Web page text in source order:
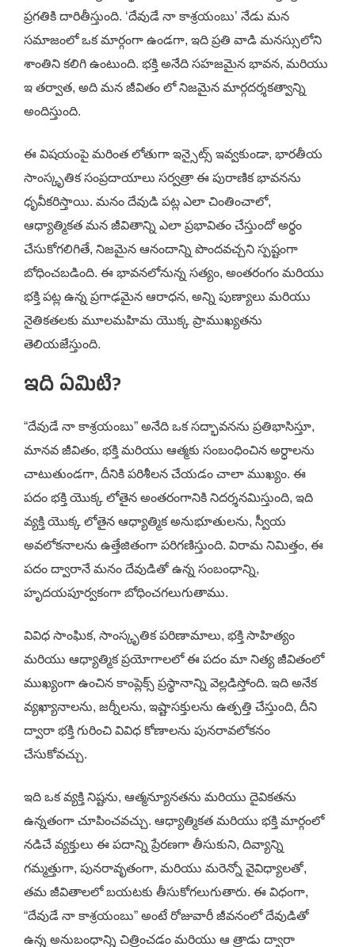
ప్రగతికి దారితీస్తుంది. ‘దేవుడే నా కాశ్రయంబు’ నేడు మన
సమాజంలో ఒక మార్గంగా ఉండగా, ఇది ప్రతి వాడి మనస్సులోని
శాంతిని కలిగి ఉంటుంది. భక్తి అనేది సహజమైన భావన, మరియు
ఇ తర్వాత, అది మన జీవితం లో నిజమైన మార్గదర్శకత్వాన్ని
అందిస్తుంది.
ఈ విషయంపై మరింత లోతుగా ఇన్సైట్స్ ఇవ్వకుండా, భారతీయ
సాంస్కృతిక సంప్రదాయాలు సర్వత్రా ఈ పురాణిక భావనను
ధృవీకరిస్తాయి. మనం దేవుడి పట్ల ఎలా చింతించాలో,
ఆధ్యాత్మికత మన జీవితాన్ని ఎలా ప్రభావితం చేస్తుందో అర్థం
చేసుకోగలిగితే, నిజమైన ఆనందాన్ని పొందవచ్చని స్పష్టంగా
బోధించబడింది. ఈ భావనలోనున్న సత్యం, అంతరంగం మరియు
భక్తి పట్ల ఉన్న ప్రగాఢమైన ఆరాధన, అన్ని పుణ్యాలు మరియు
నైతికతలకు మూలమహిమ యొక్క ప్రాముఖ్యతను
తెలియజేస్తుంది.
ఇది ఏమిటి?
“దేవుడే నా కాశ్రయంబు” అనేది ఒక సద్భావనను ప్రతిభాసిస్తూ,
మానవ జీవితం, భక్తి మరియు ఆత్మకు సంబంధించిన అర్ధాలను
చాటుతుండగా, దీనికి పరిశీలన చేయడం చాలా ముఖ్యం. ఈ
పదం భక్తి యొక్క లోతైన అంతరంగానికి నిదర్శనమిస్తుంది, ఇది
వ్యక్తి యొక్క లోతైన ఆధ్యాత్మిక అనుభూతులను, స్వీయ
అవలోకనాలను ఉత్తేజితంగా పరిగణిస్తుంది. విరామ నిమిత్తం, ఈ
పదం ద్వారానే మనం దేవుడితో ఉన్న సంబంధాన్ని,
హృదయపూర్వకంగా బోధించగలుగుతాము.
వివిధ సాంఘిక, సాంస్కృతిక పరిణామాలు, భక్తి సాహిత్యం
మరియు ఆధ్యాత్మిక ప్రయోగాలలో ఈ పదం మా నిత్య జీవితంలో
ముఖ్యంగా ఉంచిన కాంప్లెక్స్ ప్రస్థానాన్ని వెల్లడిస్తోంది. ఇది అనేక
వ్యఖ్యానాలను, జర్నీలను, ఇష్టాసక్తులను ఉత్పత్తి చేస్తుంది, దీని
ద్వారా భక్తి గురించి వివిధ కోణాలను పునరావలోకనం
చేసుకోవచ్చు.
ఇది ఒక వ్యక్తి నిష్టను, ఆత్మన్యూనతను మరియు దైవికతను
ఉన్నతంగా చూపించవచ్చు. ఆధ్యాత్మికత మరియు భక్తి మార్గంలో
నడిచే వ్యక్తులు ఈ పదాన్ని ప్రేరణగా తీసుకుని, దివ్యాన్ని
గమ్మత్తుగా, పునరావృతంగా, మరియు మరెన్నో వైవిధ్యాలతో,
తమ జీవితాలలో బయటకు తీసుకోగలుగుతారు. ఈ విధంగా,
“దేవుడే నా కాశ్రయంబు” అంటే రోజువారీ జీవనంలో దేవుడితో
ఉన్న అనుబంధాన్ని చిత్రించడం మరియు ఆ త్రాడు ద్వారా